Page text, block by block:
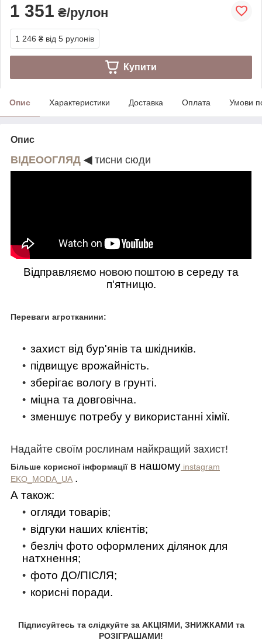
1 351 ₴/рулон
1 246 ₴ від 5 рулонів
Купити
Опис Характеристики Доставка Оплата Умови
Опис
ВІДЕООГЛЯД ◀ тисни сюди
Відправляємо НОВОЮ ПОШТОЮ в середу та
п'ятницю.
Переваги агротканини:
захист від бур'янів та шкідників.
підвищує врожайність.
зберігає вологу в грунті.
міцна та довговічна.
зменшує потребу у використанні хімії.
Надайте своїм рослинам найкращий захист!
Більше корисної інформаціїв нашому instagram
EKO_MODA_UA .
А також:
огляди товарів;
відгуки наших клієнтів;
безліч фото оформлених ділянок для
натхнення;
фото ДО/ПІСЛЯ;
корисні поради.
Підписуйтесь та слідкуйте за АКЦІЯМИ, ЗНИЖКАМИ та
РОЗІГРАШАМИ!